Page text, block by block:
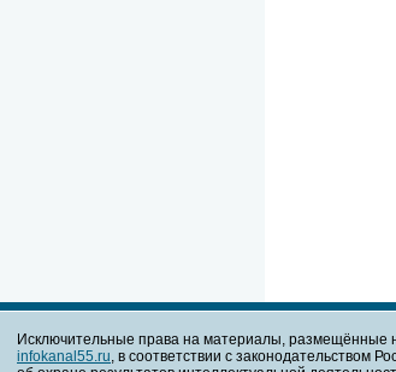
Исключительные права на материалы, размещённые
infokanal55.ru, в соответствии с законодательством